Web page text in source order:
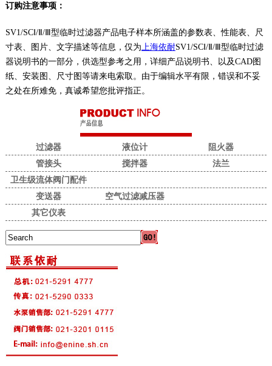
订购注意事项：
SV1/SCⅠ/Ⅱ/Ⅲ型临时过滤器产品电子样本所涵盖的参数表、性能表、尺
寸表、图片、文字描述等信息，仅为 上海依耐SV1/SCⅠ/Ⅱ/Ⅲ型临时过滤
器说明书的一部分，供选型参考之用，详细产品说明书、以及CAD图
纸、安装图、尺寸图等请来电索取。由于编辑水平有限，错误和不妥
之处在所难免，真诚希望您批评指正。
过滤器 液位计
阻火器
管接头
搅拌器
法兰
卫生级流体阀门配件
变送器
空气过滤减压器
其它仪表